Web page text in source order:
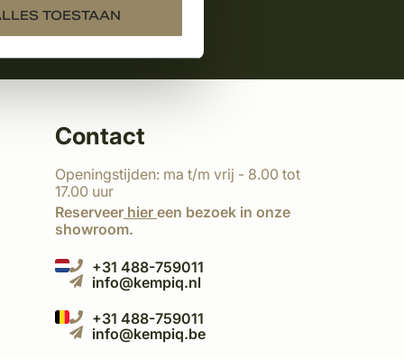
TOESTAAN
Contact
Openingstijden: ma t/m vrij - 8.00 tot
17.00 uur
Reserveer hier een bezoek in onze
showroom.
+31 488-759011
info@kempiq.nl
+31 488-759011
info@kempiq.be